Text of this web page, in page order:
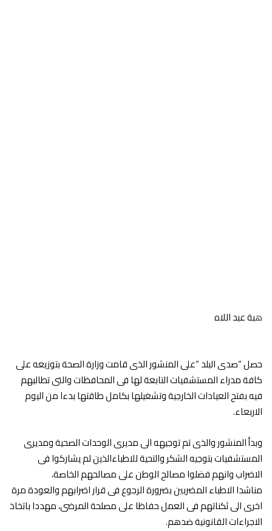
هبة عبد اللاه
حصل “صدى البلد“على المنشور الذى قامت وزارةالصحةبتوزيعه على
كافة مدراء المستشفيات التابعة لها فى المحافظات والتى تطالبهم
فيهبفتحالعيادات الخارجية وتشغيلها بكامل طاقتها بدءا من اليوم
الاربعاء.
وبدأ المنشور والذى تم توجيهه الى مديرى الوحدات الصحية ومديرى
المستشفيات بتوجيه الشكر والتحيةللاطباءالذين لم يشاركوا فى
الاضراب وانهم فضلوا مصالح الوطن على مصالحهم الخاصة،
مناشداالاطباءالمضربين بضرورة الرجوع فى قرار اضرابهم والعودة مرة
اخرى الى ثكناتهم فى العمل حفاظا على مصلحة المرضى، مهددا باتخاذ
الاجراءات القانونية ضدهم.